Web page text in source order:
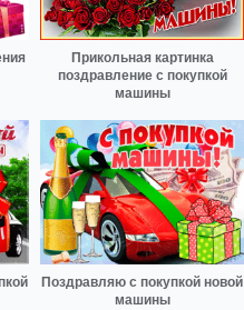
Прикольная картинка
поздравление с покупкой
машины
Поздравляю с покупкой новой
машины